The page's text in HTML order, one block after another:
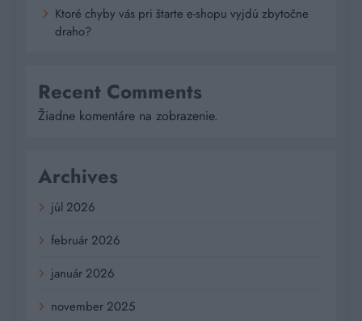
Ktoré chyby vás pri štarte e-shopu vyjdú zbytočne
draho?
Recent Comments
Žiadne komentáre na zobrazenie.
Archives
júl 2026
február 2026
január 2026
november 2025